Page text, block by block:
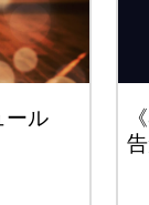
ール